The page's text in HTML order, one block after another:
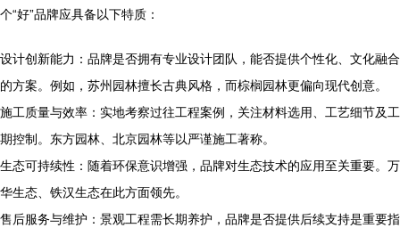
个“好”品牌应具备以下特质：
设计创新能力：品牌是否拥有专业设计团队，能否提供个性化、文化融合
的方案。例如，苏州园林擅长古典风格，而棕榈园林更偏向现代创意。
施工质量与效率：实地考察过往工程案例，关注材料选用、工艺细节及工
期控制。东方园林、北京园林等以严谨施工著称。
生态可持续性：随着环保意识增强，品牌对生态技术的应用至关重要。万
华生态、铁汉生态在此方面领先。
售后服务与维护：景观工程需长期养护，品牌是否提供后续支持是重要指